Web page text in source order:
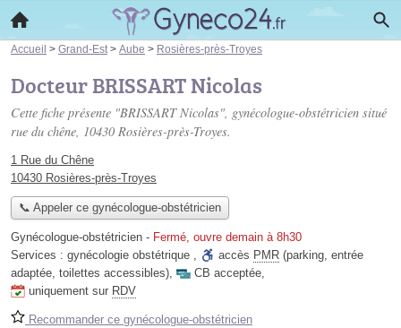
Accueil > Grand-Est > Aube > Rosières-près-Troyes
Docteur BRISSART Nicolas
Cette fiche présente "BRISSART Nicolas", gynécologue-obstétricien situé
rue du chêne, 10430 Rosières-près-Troyes.
1 Rue du Chêne
10430 Rosières-près-Troyes
📞 Appeler ce gynécologue-obstétricien
Gynécologue-obstétricien - Fermé, ouvre demain à 8h30
Services : gynécologie obstétrique , accès PMR (parking, entrée
adaptée, toilettes accessibles), CB acceptée,
uniquement sur RDV
Recommander ce gynécologue-obstétricien